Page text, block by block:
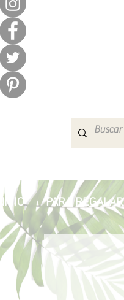
INICIO PARA REGALAR